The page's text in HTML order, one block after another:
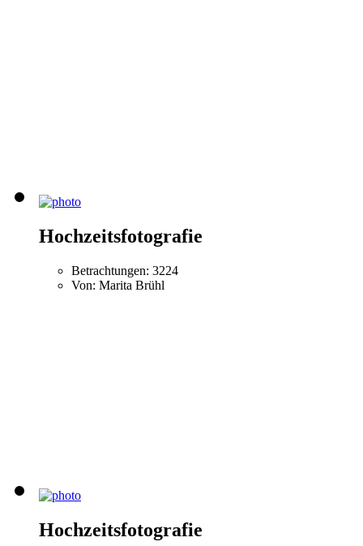
Hochzeitsfotografie
Betrachtungen: 3224
Von: Marita Brühl
Hochzeitsfotografie